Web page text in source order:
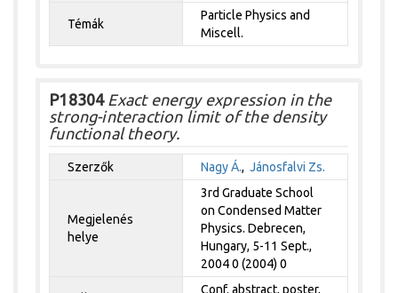
Témák
Particle Physics and
Miscell.
P18304Exact energy expression in the
strong-interaction limit of the density
functional theory.
Szerzők Nagy Á.,Jánosfalvi Zs.
Megjelenés
helye
3rd Graduate School
on Condensed Matter
Physics. Debrecen,
Hungary, 5-11 Sept.,
2004 0 (2004) 0
Conf. abstract, poster,